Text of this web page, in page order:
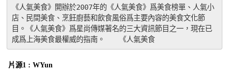
《人氣美食》開辦於2007年的《人氣美食》爲美食榜單、人氣小
店、民間美食、烹飪廚藝和飲食風俗爲主要內容的美食文化節
目。《人氣美食》爲星尚傳媒著名的三大資訊節目之一，現在已
成爲上海美食最權威的指南。　　《人氣美食
片源1 : WYun